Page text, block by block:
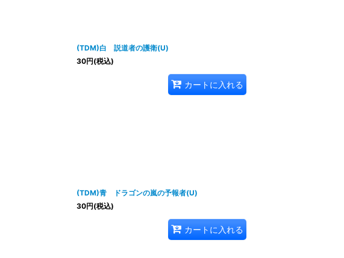
(TDM)白 説道者の護衛(U)
30円(税込)
カートに入れる
(TDM)青 ドラゴンの嵐の予報者(U)
30円(税込)
カートに入れる